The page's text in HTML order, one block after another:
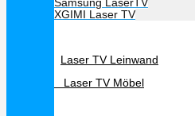
Samsung LaserTV
XGIMI Laser TV
Laser TV Leinwand
Laser TV Möbel